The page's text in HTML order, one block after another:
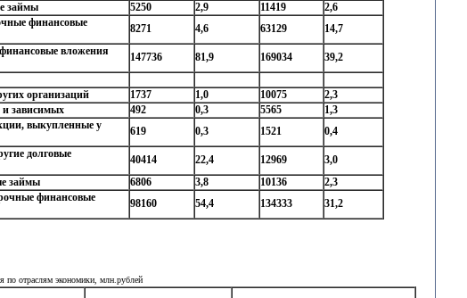
займы
5250 2,9 11419
2,6
финансовые
8271 4,6 63129
14,7
вложения
147736 81,9 169034
39,2
организаций
1737 1,0 10075
2,3
и зависимых
492 0,3 5565
1,3
выкупленные у
619 0,3 1521
0,4
долговые
40414 22,4 12969
3,0
займы
6806 3,8 10136
2,3
финансовые
98160 54,4 134333 31,2
по отраслям экономики, млн.рублей